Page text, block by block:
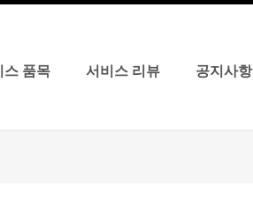
스 품목 서비스 리뷰 공지사항